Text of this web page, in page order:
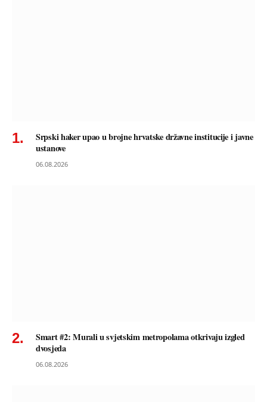
Srpski haker upao u brojne hrvatske državne institucije i javne
ustanove
06.08.2026
Smart #2: Murali u svjetskim metropolama otkrivaju izgled
dvosjeda
06.08.2026